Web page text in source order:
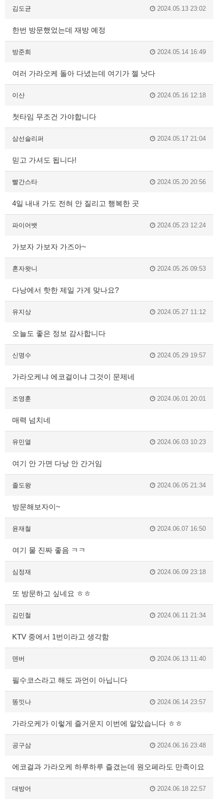
김도균 2024.05.13 23:02
한번 방문했었는데 재방 예정
방준희 2024.05.14 16:49
여러 가라오케 돌아 다녔는데 여기가 젤 낫다
이산 2024.05.16 12:18
첫타임 무조건 가야합니다
삼선슬리퍼 2024.05.17 21:04
믿고 가셔도 됩니다!
빨간스타 2024.05.20 20:56
4일 내내 가도 전혀 안 질리고 행복한 곳
파이어뱃 2024.05.23 12:24
가보자 가보자 가즈아~
혼자왓니 2024.05.26 09:53
다낭에서 핫한 제일 가게 맞나요?
유지상 2024.05.27 11:12
오늘도 좋은 정보 감사합니다
신명수 2024.05.29 19:57
가라오케냐 에코걸이냐 그것이 문제네
조영훈 2024.06.01 20:01
매력 넘치네
유민열 2024.06.03 10:23
여기 안 가면 다낭 안 간거임
졸도왕 2024.06.05 21:34
방문해보자이~
윤재철 2024.06.07 16:50
여기 물 진짜 좋음 ㅋㅋ
심정재 2024.06.09 23:18
또 방문하고 싶네요 ㅎㅎ
김민철 2024.06.11 21:34
KTV 중에서 1번이라고 생각함
덴버 2024.06.13 11:40
필수코스라고 해도 과언이 아닙니다
똥낏나 2024.06.14 23:57
가라오케가 이렇게 즐거운지 이번에 알았습니다 ㅎㅎ
공구삼 2024.06.16 23:48
에코걸과 가라오케 하루하루 즐겼는데 원오페라도 만족이요
대방어 2024.06.18 22:57